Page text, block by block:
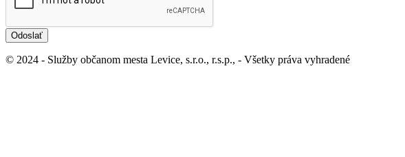
Odoslať
© 2024 - Služby občanom mesta Levice, s.r.o., r.s.p., - Všetky práva vyhradené